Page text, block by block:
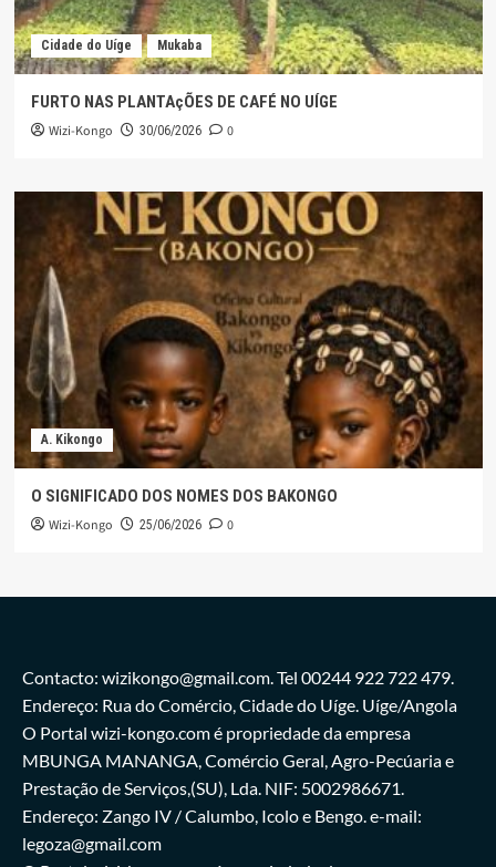
Cidade do Uíge Mukaba
FURTO NAS PLANTAçÕES DE CAFÉ NO UÍGE
Wizi-Kongo 30/06/2026 0
A. Kikongo
O SIGNIFICADO DOS NOMES DOS BAKONGO
Wizi-Kongo 25/06/2026 0
Contacto: wizikongo@gmail.com. Tel 00244 922 722 479.
Endereço: Rua do Comércio, Cidade do Uíge. Uíge/Angola
O Portal wizi-kongo.com é propriedade da empresa
MBUNGA MANANGA, Comércio Geral, Agro-Pecúaria e
Prestação de Serviços,(SU), Lda. NIF: 5002986671.
Endereço: Zango IV / Calumbo, Icolo e Bengo. e-mail:
legoza@gmail.com